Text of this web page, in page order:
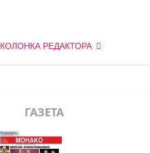
КОЛОНКА РЕДАКТОРА
ГАЗЕТА